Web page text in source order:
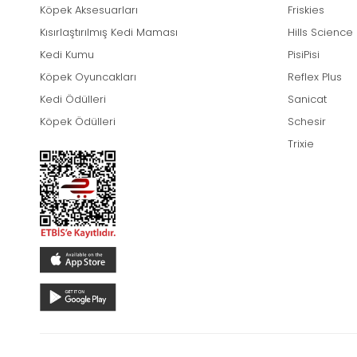
Köpek Aksesuarları
Kısırlaştırılmış Kedi Maması
Kedi Kumu
Köpek Oyuncakları
Kedi Ödülleri
Köpek Ödülleri
Friskies
Hills Science
PisiPisi
Reflex Plus
Sanicat
Schesir
Trixie